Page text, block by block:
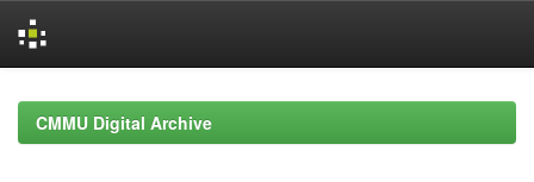
navigationCMMU Digital Archive